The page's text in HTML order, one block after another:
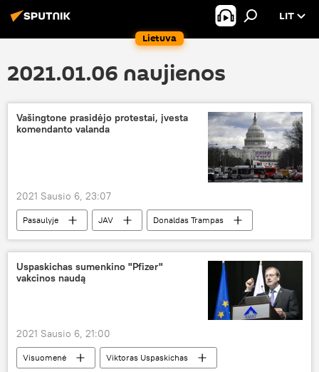
Lietuva
LIT
2021.01.06 naujienos
Vašingtone prasidėjo protestai, įvesta
komendanto valanda
2021 Sausio 6, 23:07
Pasaulyje JAV
Donaldas Trampas
protestai
Vašingtonas
Uspaskichas sumenkino "Pfizer"
vakcinos naudą
2021 Sausio 6, 21:00
Visuomenė
Viktoras Uspaskichas